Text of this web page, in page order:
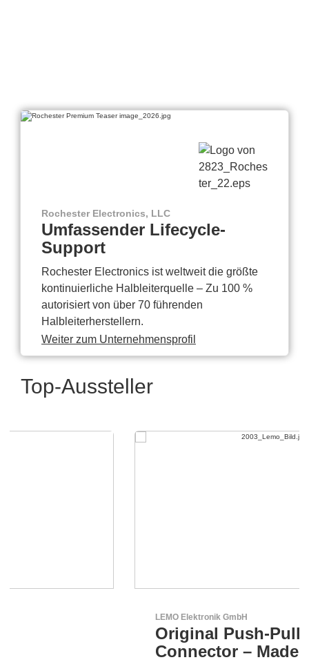
Rochester Electronics, LLC
Umfassender Lifecycle-
Support
Rochester Electronics ist weltweit die größte
kontinuierliche Halbleiterquelle – Zu 100 %
autorisiert von über 70 führenden
Halbleiterherstellern.
Weiter zum Unternehmensprofil
Top-Aussteller
Original Push-Pull-
Connector – Made in